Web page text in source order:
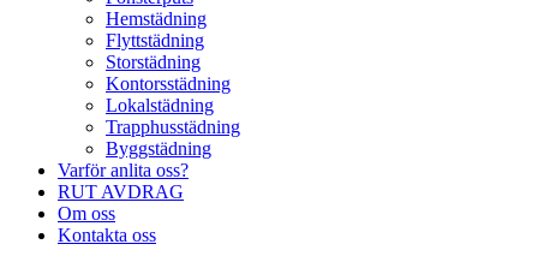
Hemstädning
Flyttstädning
Storstädning
Kontorsstädning
Lokalstädning
Trapphusstädning
Byggstädning
Varför anlita oss?
RUT AVDRAG
Om oss
Kontakta oss